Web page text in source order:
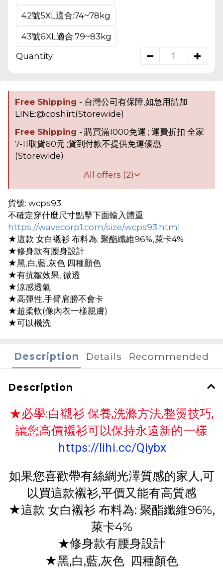
42號5XL適合:74~78kg
43號6XL適合:79~83kg
Quantity
Free Shipping - 台灣公司有保障,如急用請加
LINE:@cpshirt(Storewide)
Free Shipping - 購買滿1000免運 ; 運費折扣 全家
7-11取貨60元 ;貨到付款不提供免運優惠
(Storewide)
All offers (2)
貨號: wcps93
不確定穿什麼尺寸點擊下面輸入體重
https://wavecorp1.com/size/wcps93.html
★這款 女白襯衫 布料為: 聚酯纖維96%,萊卡4%
★修身款有腰身設計
★黑,白,藍,灰色 四種顏色
★有抗皺效果, 微透
★涼感透氣
★高彈性,手臂肩膀不會卡
★超柔軟(像內衣一樣親膚)
★可以機洗
Description Details Recommended
Description
★必學:白襯衫 保養,洗滌方法,整燙技巧,
讓您高價襯衫可以保持永遠新的一樣
https://lihi.cc/Qiybx
如果您喜歡帶有絲綢光澤質感的家人,可
以買這款襯衫,平價又能有高質感
★這款 女白襯衫 布料為: 聚酯纖維96%,
萊卡4%
★修身款有腰身設計
★黑,白,藍,灰色 四種顏色